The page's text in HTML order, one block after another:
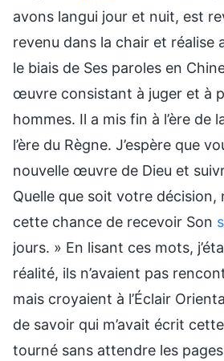
avons langui jour et nuit, est
revenu dans la chair et réalise
le biais de Ses paroles en
œuvre consistant à juger et à
hommes. Il a mis fin à l’ère de
l’ère du Règne. J’espère que
nouvelle œuvre de Dieu et
Quelle que soit votre décision,
cette chance de recevoir Son
jours. » En lisant ces mots,
réalité, ils n’avaient pas
mais croyaient à l’Éclair
de savoir qui m’avait écrit
tourné sans attendre les pages